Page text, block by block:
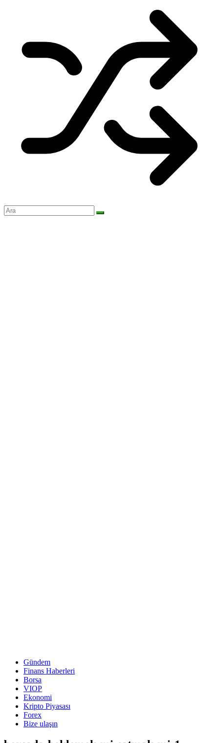
Gündem
Finans Haberleri
Borsa
VIOP
Ekonomi
Kripto Piyasası
Forex
Bize ulaşın